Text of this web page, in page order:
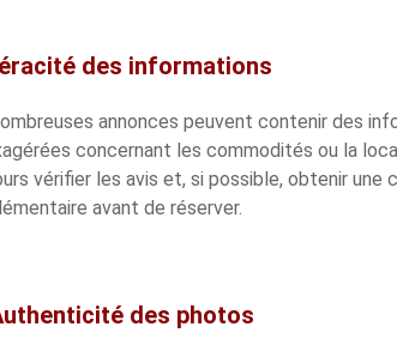
des informations
annonces peuvent contenir des
concernant les commodités ou la
vérifier les avis et, si possible, obtenir une
avant de réserver.
des photos